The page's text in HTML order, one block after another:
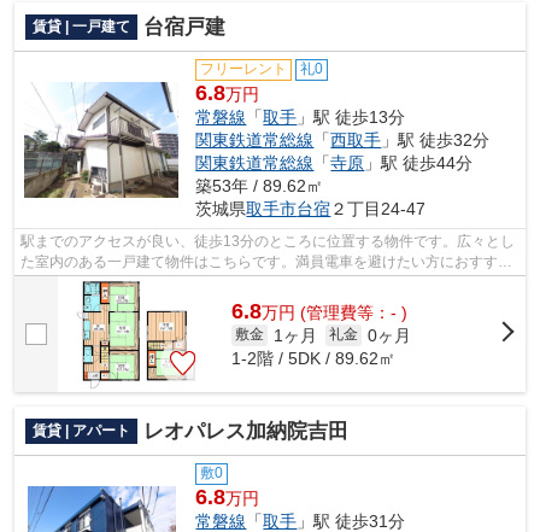
賃貸 | 一戸建て 台宿戸建
フリーレント 礼0
6.8万円
常磐線 「取手 」駅 徒歩13分
関東鉄道常総線 「西取手 」駅 徒歩32分
関東鉄道常総線 「寺原 」駅 徒歩44分
築53年 / 89.62㎡
茨城県取手市台宿２丁目24-47
駅までのアクセスが良い、徒歩13分のところに位置する物件です。広々とし
た室内のある一戸建て物件はこちらです。満員電車を避けたい方におすすめ
の、席を確保しやすい始発駅近くの物...
6.8万円 (管理費等：- )
敷金 1ヶ月 礼金 0ヶ月
1-2階 / 5DK / 89.62㎡
賃貸 | アパート レオパレス加納院吉田
敷0
6.8万円
常磐線 「取手 」駅 徒歩31分